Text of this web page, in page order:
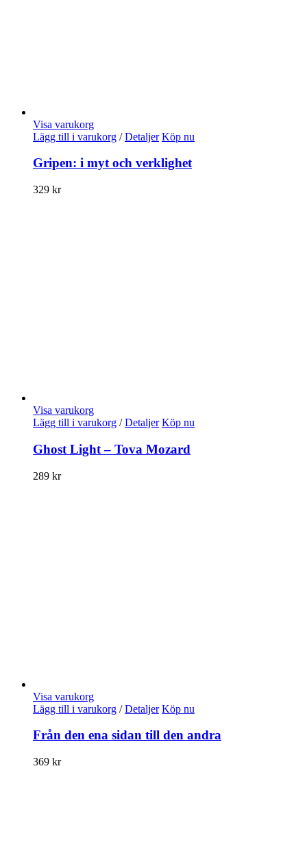
Visa varukorg
Lägg till i varukorg / Detaljer Köp nu
Gripen: i myt och verklighet
329 kr
Visa varukorg
Lägg till i varukorg / Detaljer Köp nu
Ghost Light – Tova Mozard
289 kr
Visa varukorg
Lägg till i varukorg / Detaljer Köp nu
Från den ena sidan till den andra
369 kr